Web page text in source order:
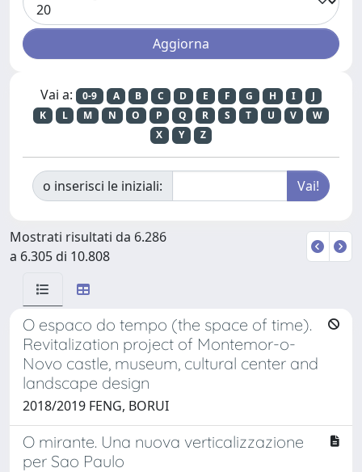
Vai a: 0-9 A B C D E F G H I
J
K
L M N O P Q R S T U V
W
X
Y Z
o inserisci le iniziali:
Mostrati risultati da 6.286
a 6.305 di 10.808
O espaco do tempo (the space of time).
Revitalization project of Montemor-o-
Novo castle, museum, cultural center and
landscape design
2018/2019 FENG, BORUI
O mirante. Una nuova verticalizzazione
per Sao Paulo